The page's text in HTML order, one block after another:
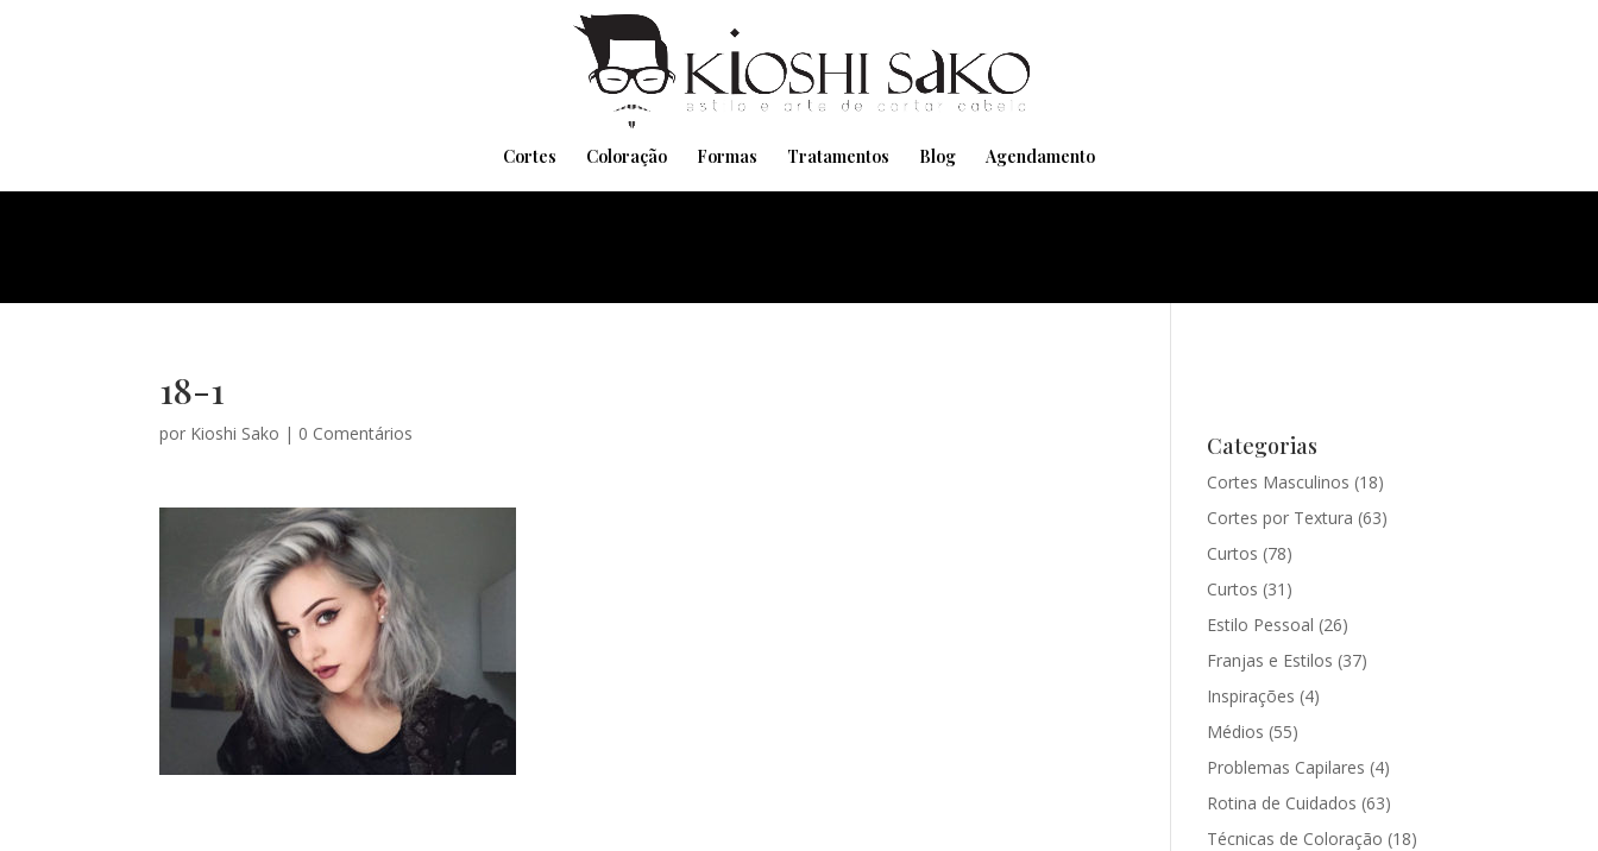
Cortes Coloração Formas Tratamentos Blog Agendamento
18-1
por Kioshi Sako | 0 Comentários Categorias
Cortes Masculinos (18)
Cortes por Textura (63)
Curtos (78)
Curtos (31)
Estilo Pessoal (26)
Franjas e Estilos (37)
Inspirações (4)
Médios (55)
Problemas Capilares (4)
Rotina de Cuidados (63)
Técnicas de Coloração (18)
Pensando em transformar seu Visual??
Agende pelo Whatsapp